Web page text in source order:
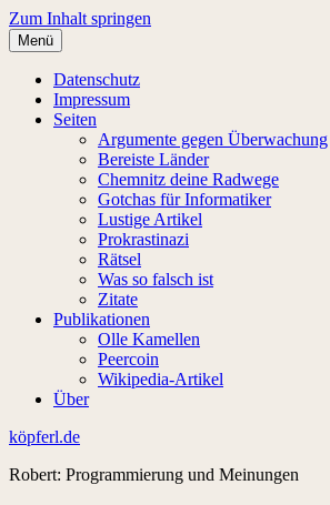
Zum Inhalt springen
Menü
Datenschutz
Impressum
Seiten
Argumente gegen Überwachung
Bereiste Länder
Chemnitz deine Radwege
Gotchas für Informatiker
Lustige Artikel
Prokrastinazi
Rätsel
Was so falsch ist
Zitate
Publikationen
Olle Kamellen
Peercoin
Wikipedia-Artikel
Über
köpferl.de
Robert: Programmierung und Meinungen